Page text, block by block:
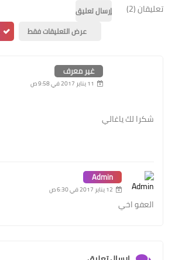
تعليقان (2)
إرسال تعليق
عرض التعليقات فقط
غير معرف
11 يناير 2017 في 9:58 ص
شكرا لك ياغالي
Admin
12 يناير 2017 في 6:30 ص
العفو اخي